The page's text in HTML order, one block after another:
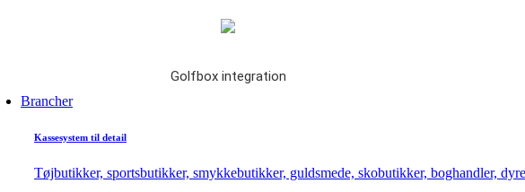
Golfbox integration
Brancher
Kassesystem til detail
Tøjbutikker, sportsbutikker, smykkebutikker, guldsmede, skobutikker, boghandler,